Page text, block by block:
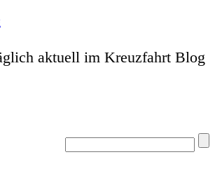
aktuell im Kreuzfahrt Blog